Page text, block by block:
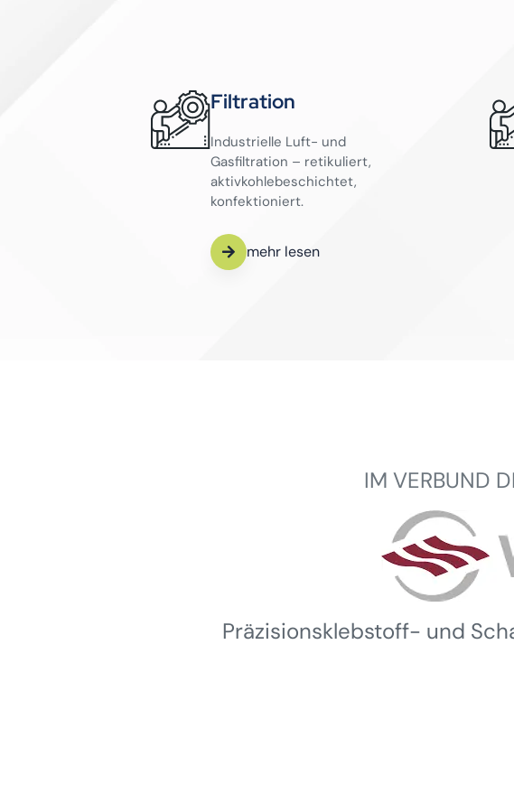
Filtration
Industrielle Luft- und
Gasfiltration – retikuliert,
aktivkohlebeschichtet,
konfektioniert.
mehr lesen
IM VERBUND
Präzisionsklebstoff- und